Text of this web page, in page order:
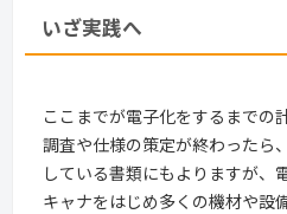
いざ実践へ
ここまでが電子化をするまでの
調査や仕様の策定が終わったら
している書類にもよりますが、
キャナをはじめ多くの機材や設